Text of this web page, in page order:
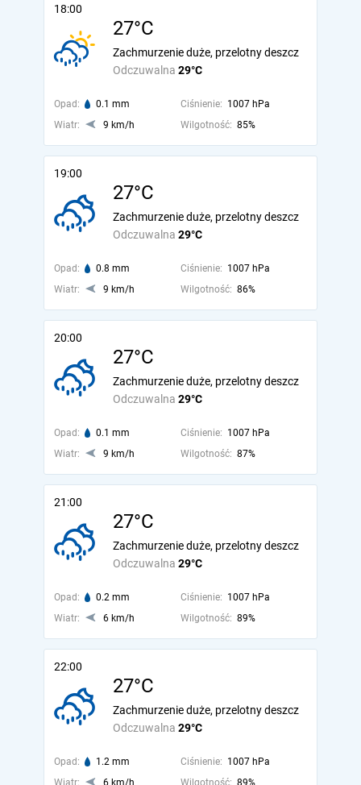
18:00
27°C
Odczuwalna 29°C
Zachmurzenie duże, przelotny deszcz
Opad: 0.1 mm Ciśnienie: 1007 hPa
Wiatr:
9 km/h Wilgotność: 85%
19:00
27°C
Odczuwalna 29°C
Zachmurzenie duże, przelotny deszcz
Opad: 0.8 mm Ciśnienie: 1007 hPa
Wiatr:
9 km/h Wilgotność: 86%
20:00
27°C
Odczuwalna 29°C
Zachmurzenie duże, przelotny deszcz
Opad: 0.1 mm Ciśnienie: 1007 hPa
Wiatr:
9 km/h Wilgotność: 87%
21:00
27°C
Odczuwalna 29°C
Zachmurzenie duże, przelotny deszcz
Opad: 0.2 mm Ciśnienie: 1007 hPa
Wiatr:
6 km/h Wilgotność: 89%
22:00
27°C
Odczuwalna 29°C
Zachmurzenie duże, przelotny deszcz
Opad: 1.2 mm Ciśnienie: 1007 hPa
Wiatr:
6 km/h Wilgotność: 89%